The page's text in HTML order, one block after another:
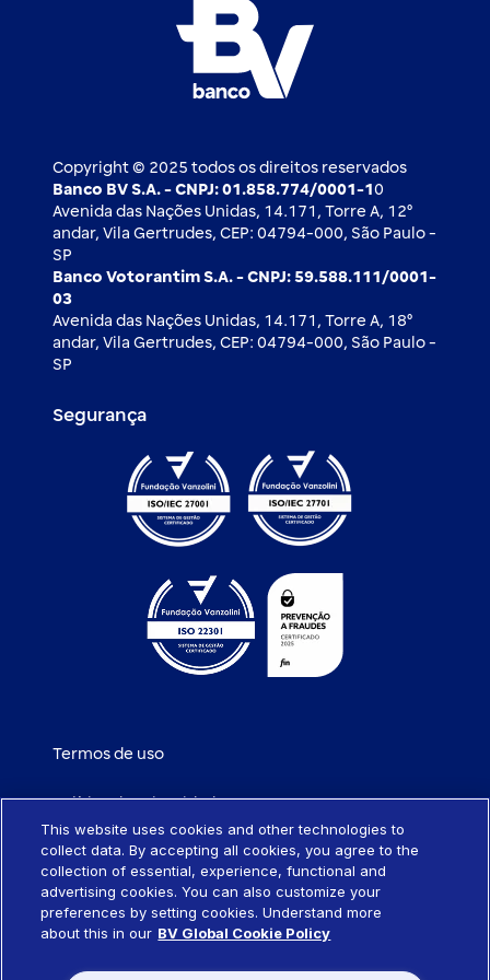
Câmbio e Comércio exterior
Notícias Econômicas
Copyright © 2025 todos os direitos reservados
Banco BV S.A. - CNPJ: 01.858.774/0001-1 0
Avenida das Nações Unidas, 14.171, Torre A, 12⁰
andar, Vila Gertrudes, CEP: 04794-000, São Paulo -
SP
Banco Votorantim S.A. - CNPJ: 59.588.111/0001-
03
Avenida das Nações Unidas, 14.171, Torre A, 18⁰
andar, Vila Gertrudes, CEP: 04794-000, São Paulo -
SP
Segurança
Termos de uso
Política de privacidade
Política de cookies
Portabilidade de empréstimo
This website uses cookies and other technologies to
collect data. By accepting all cookies, you agree to the
collection of essential, experience, functional and
advertising cookies. You can also customize your
preferences by setting cookies. Understand more
about this in our BV Global Cookie Policy